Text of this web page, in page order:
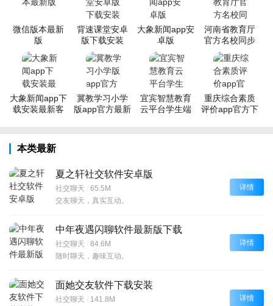
微信版本最新
版
背速课堂安卓
版下载安装
大象新闻app安
卓版
河南省教育厅
官方名校同步
课堂学生平台
app官方版（豫
教通）
大象新闻app下
载安装最新客
冀教学习小学
版app官方最新
宜宾智慧教育
云平台学生端
重庆综合素质
评价app官方下
本类最新
夏之轩社交软件安卓版
社交聊天
65.5M
交友聊天，真实互动。
详情
中年夜遇闪聊软件最新版下载
社交聊天
84.6M
随时聊天，趣味互动。
详情
面她交友软件下载安装
社交聊天
141.8M
详情